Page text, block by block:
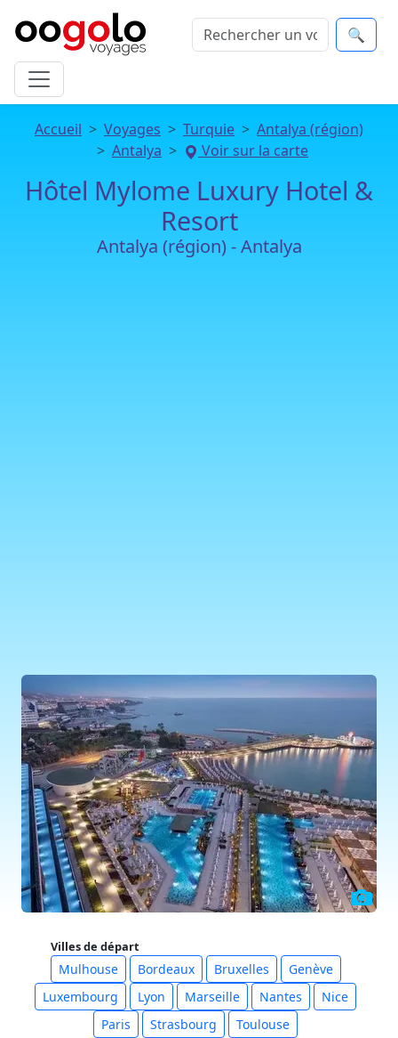
🔍
Accueil Voyages Turquie
Antalya (région)
Antalya
Voir sur la carte
Hôtel Mylome Luxury Hotel &
Resort
Antalya (région) - Antalya
Villes de départ
Mulhouse Bordeaux Bruxelles
Genève
Luxembourg
Lyon Marseille Nantes
Nice
Paris
Strasbourg Toulouse